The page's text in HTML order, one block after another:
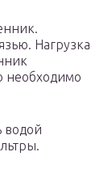
Нагрузка
необходимо
водой